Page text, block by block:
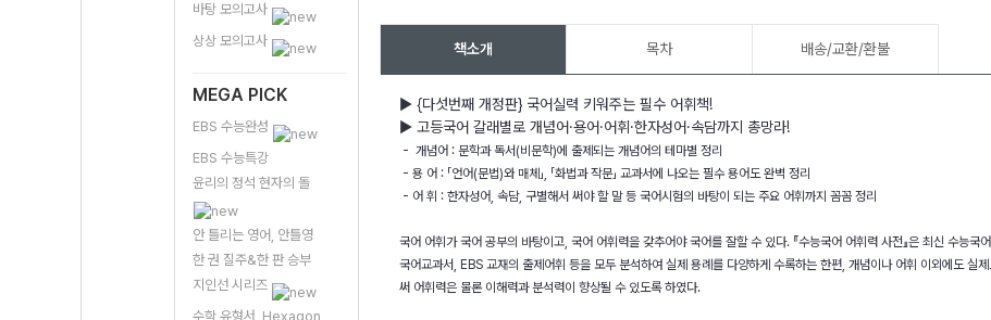
바탕 모의고사
상상 모의고사
MEGA PICK
EBS 수능완성
EBS 수능특강
윤리의 정석 현자의 돌
안 틀리는 영어, 안틀영
한 권 질주&한 판 승부
지인선 시리즈
수학 유형서, Hexagon
책소개 목차 배송/교환/환불
▶ {다섯번째 개정판} 국어실력 키워주는 필수 어휘책!
▶ 고등국어 갈래별로 개념어·용어·어휘·한자성어·속담까지 총망라!
- 개념어 : 문학과 독서(비문학)에 출제되는 개념어의 테마별 정리
- 용 어 : 「언어(문법)와 매체」, 「화법과 작문」 교과서에 나오는 필수 용어도 완벽 정리
- 어 휘 : 한자성어, 속담, 구별해서 써야 할 말 등 국어시험의 바탕이 되는 주요 어휘까지 꼼꼼 정리
국어 어휘가 국어 공부의 바탕이고, 국어 어휘력을 갖추어야 국어를 잘할 수 있다. 『수능국어 어휘력 사전』은 최신 수능
국어교과서, EBS 교재의 출제어휘 등을 모두 분석하여 실제 용례를 다양하게 수록하는 한편, 개념이나 어휘 이외에도 실
써 어휘력은 물론 이해력과 분석력이 향상될 수 있도록 하였다.